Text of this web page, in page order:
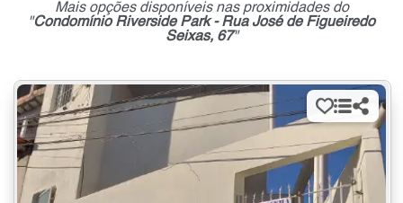
Mais opções disponíveis nas proximidades do
"Condomínio Riverside Park - Rua José de Figueiredo
Seixas, 67"